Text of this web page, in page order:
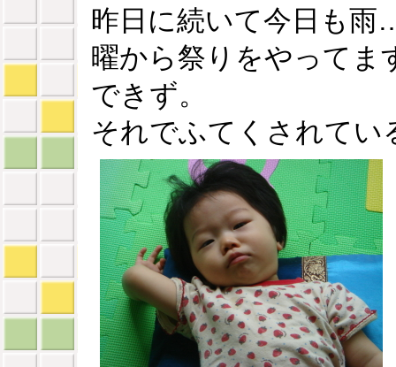
昨日に続いて今日も
曜から祭りをやってま
できず。
それでふてくされて